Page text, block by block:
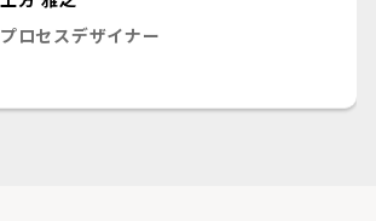
プロセスデザイナー